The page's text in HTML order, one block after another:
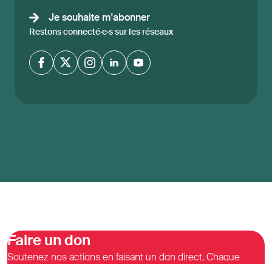
Je souhaite m'abonner
Restons connecté·e·s sur les réseaux
Faire un don
Soutenez nos actions en faisant un don direct. Chaque